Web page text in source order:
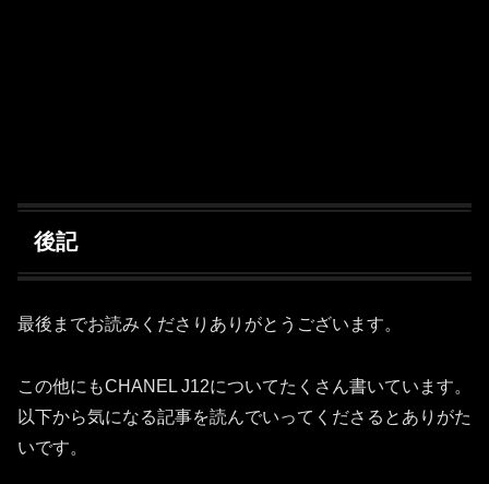
後記
最後までお読みくださりありがとうございます。
この他にもCHANEL J12についてたくさん書いています。
以下から気になる記事を読んでいってくださるとありがた
いです。